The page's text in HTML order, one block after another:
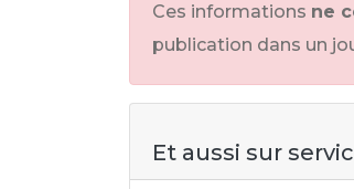
Ces informations ne
publication dans un
Et aussi sur